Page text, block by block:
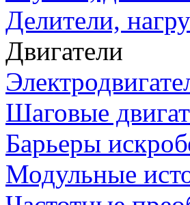
Делители,
Двигатели
Шаговые
Барьеры
Модульные